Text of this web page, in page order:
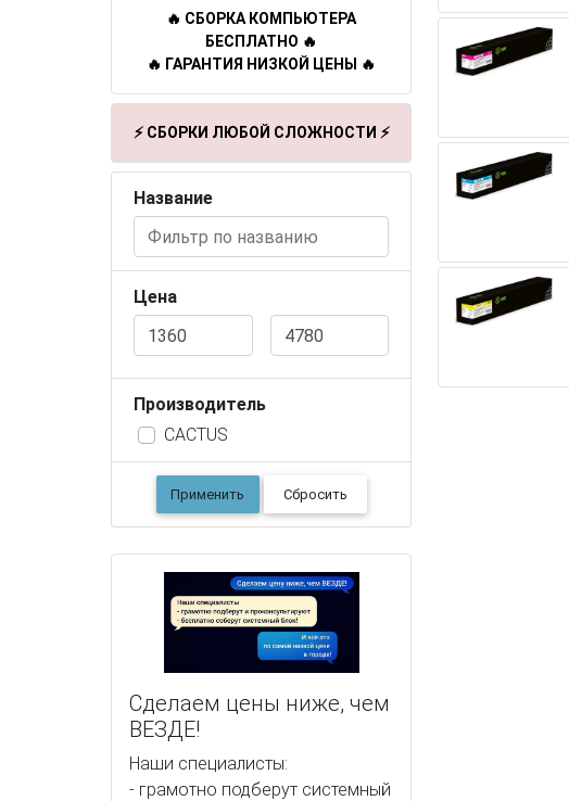
🔥 СБОРКА КОМПЬЮТЕРА
БЕСПЛАТНО 🔥
🔥 ГАРАНТИЯ НИЗКОЙ ЦЕНЫ 🔥
⚡ СБОРКИ ЛЮБОЙ СЛОЖНОСТИ ⚡
Название
Цена
Производитель
CACTUS
Применить Сбросить
Сделаем цены ниже, чем
ВЕЗДЕ!
Наши специалисты:
- грамотно подберут системный